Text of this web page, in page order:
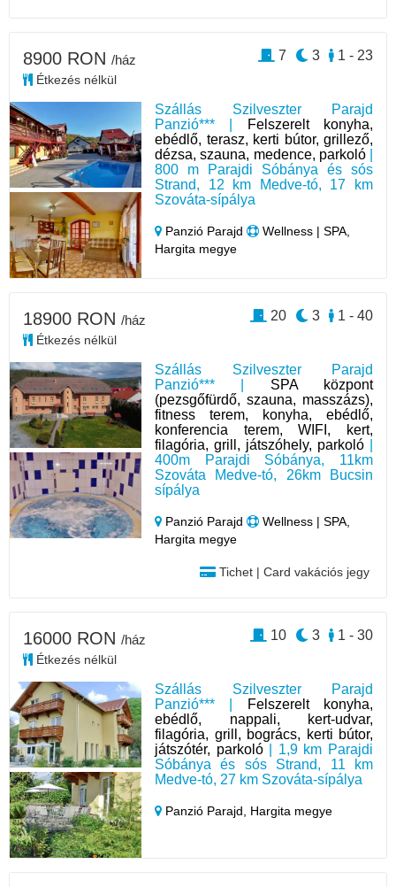
Szállás Szilveszter Parajd
Panzió*** |
Felszerelt konyha,
ebédlő, terasz, kerti bútor, grillező,
dézsa, szauna, medence, parkoló|
800 m Parajdi Sóbánya és sós
Strand, 12 km Medve-tó, 17 km
Szováta-sípálya
Panzió Parajd
Wellness | SPA,
Hargita megye
8900 RON /ház
Étkezés nélkül
1 - 23
3
7
Szállás Szilveszter Parajd
Panzió*** | SPA központ
(pezsgőfürdő, szauna, masszázs),
fitness terem, konyha, ebédlő,
konferencia terem, WIFI, kert,
filagória, grill, játszóhely, parkoló
400m Parajdi Sóbánya, 11km
Szováta Medve-tó, 26km Bucsin
sípálya
Panzió Parajd
Wellness | SPA,
Hargita megye
Tichet | Card vakációs jegy
18900 RON /ház
Étkezés nélkül
1 - 40
3
20
Szállás Szilveszter Parajd
Panzió*** |
Felszerelt konyha,
ebédlő, nappali, kert-udvar,
filagória, grill, bogrács, kerti bútor,
játszótér, parkoló| 1,9 km Parajdi
Sóbánya és sós Strand, 11 km
Medve-tó, 27 km Szováta-sípálya
Panzió Parajd, Hargita megye
16000 RON /ház
Étkezés nélkül
1 - 30
3
10